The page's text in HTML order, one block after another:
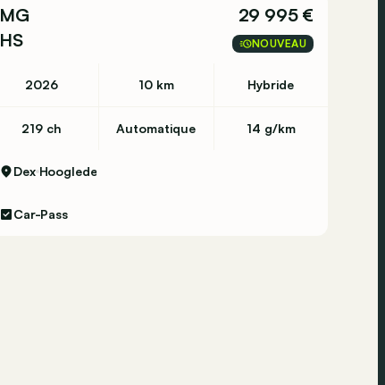
MG
HS
29 995 €
NOUVEAU
2026 10 km Hybride
219 ch Automatique 14 g/km
Dex Hooglede
Car-Pass